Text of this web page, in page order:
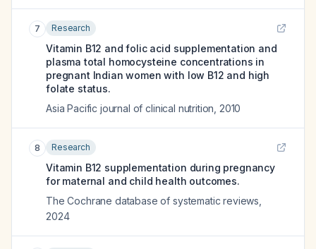
7 Research
Vitamin B12 and folic acid supplementation and
plasma total homocysteine concentrations in
pregnant Indian women with low B12 and high
folate status.
Asia Pacific journal of clinical nutrition 2010
8 Research
Vitamin B12 supplementation during pregnancy
for maternal and child health outcomes.
The Cochrane database of systematic reviews
2024